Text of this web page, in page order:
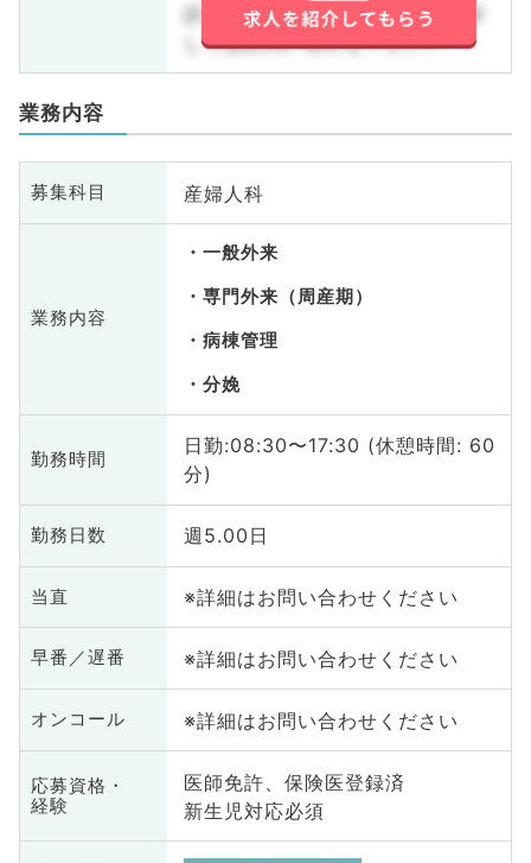
詳しくはお問い合わせ下さい。詳
しくはお問い合わせ下さい。
業務内容
募集科目 産婦人科
業務内容
一般外来
専門外来（周産期）
病棟管理
分娩
勤務時間
日勤:08:30〜17:30 (休憩時間: 60
分)
勤務日数 週5.00日
当直 ※詳細はお問い合わせください
早番／遅番 ※詳細はお問い合わせください
オンコール ※詳細はお問い合わせください
応募資格・
経験
医師免許、保険医登録済
新生児対応必須